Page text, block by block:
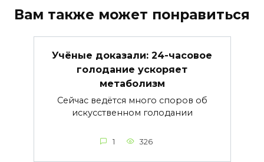
Вам также может понравиться
Учёные доказали: 24-часовое
голодание ускоряет
метаболизм
Сейчас ведётся много споров об
искусственном голодании
1 326